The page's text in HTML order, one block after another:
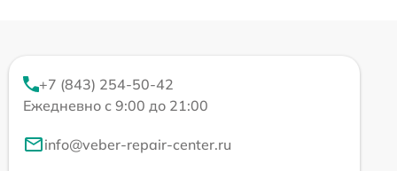
+7 (843) 254-50-42
Ежедневно с 9:00 до 21:00
info@veber-repair-center.ru